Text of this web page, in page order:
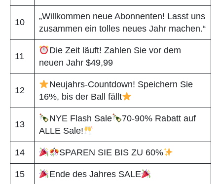
10
„Willkommen neue Abonnenten! Lasst uns
zusammen ein tolles neues Jahr machen.“
11
Die Zeit läuft! Zahlen Sie vor dem
neuen Jahr $49,99
12
Neujahrs-Countdown! Speichern Sie
16%, bis der Ball fällt
13
NYE Flash Sale
70-90% Rabatt auf
ALLE Sale!
14 SPAREN SIE BIS ZU 60%
15 Ende des Jahres SALE